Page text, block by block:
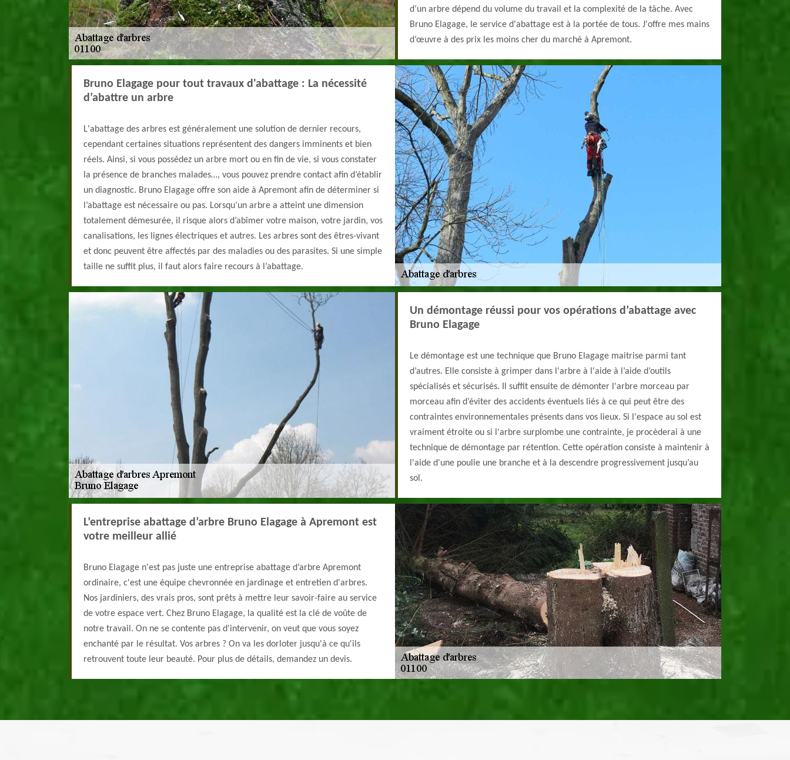
d’un arbre dépend du volume du travail et la complexité de la tâche. Avec
Bruno Elagage, le service d'abattage est à la portée de tous. J'offre mes mains
d’œuvre à des prix les moins cher du marché à Apremont.
Bruno Elagage pour tout travaux d'abattage : La nécessité
d’abattre un arbre
L'abattage des arbres est généralement une solution de dernier recours,
cependant certaines situations représentent des dangers imminents et bien
réels. Ainsi, si vous possédez un arbre mort ou en fin de vie, si vous constater
la présence de branches malades…, vous pouvez prendre contact afin d’établir
un diagnostic. Bruno Elagage offre son aide à Apremont afin de déterminer si
l’abattage est nécessaire ou pas. Lorsqu’un arbre a atteint une dimension
totalement démesurée, il risque alors d’abîmer votre maison, votre jardin, vos
canalisations, les lignes électriques et autres. Les arbres sont des êtres-vivant
et donc peuvent être affectés par des maladies ou des parasites. Si une simple
taille ne suffit plus, il faut alors faire recours à l’abattage.
Un démontage réussi pour vos opérations d’abattage avec
Bruno Elagage
Le démontage est une technique que Bruno Elagage maitrise parmi tant
d’autres. Elle consiste à grimper dans l'arbre à l'aide à l’aide d’outils
spécialisés et sécurisés. Il suffit ensuite de démonter l'arbre morceau par
morceau afin d’éviter des accidents éventuels liés à ce qui peut être des
contraintes environnementales présents dans vos lieux. Si l'espace au sol est
vraiment étroite ou si l'arbre surplombe une contrainte, je procèderai à une
technique de démontage par rétention. Cette opération consiste à maintenir à
l'aide d'une poulie une branche et à la descendre progressivement jusqu’au
sol.
L’entreprise abattage d’arbre Bruno Elagage à Apremont est
votre meilleur allié
Bruno Elagage n'est pas juste une entreprise abattage d’arbre Apremont
ordinaire, c'est une équipe chevronnée en jardinage et entretien d'arbres.
Nos jardiniers, des vrais pros, sont prêts à mettre leur savoir-faire au service
de votre espace vert. Chez Bruno Elagage, la qualité est la clé de voûte de
notre travail. On ne se contente pas d'intervenir, on veut que vous soyez
enchanté par le résultat. Vos arbres ? On va les dorloter jusqu'à ce qu'ils
retrouvent toute leur beauté. Pour plus de détails, demandez un devis.